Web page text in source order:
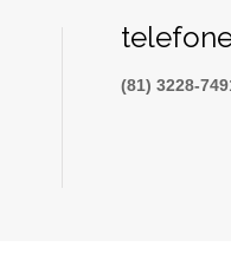
(81) 3228-